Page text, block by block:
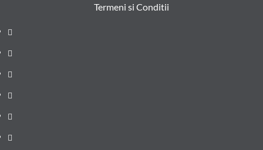
Termeni si Conditii
Prima
pagină
Știri
de
ultima
Administrație
locală
Actualitate
Justiție
Cultura